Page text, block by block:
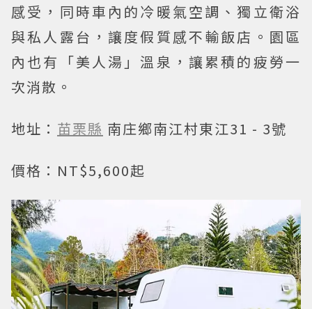
感受，同時車內的冷暖氣空調、獨立衛浴
與私人露台，讓度假質感不輸飯店。園區
內也有「美人湯」溫泉，讓累積的疲勞一
次消散。
地址： 苗栗縣 南庄鄉南江村東江31 - 3號
價格：NT$5,600起